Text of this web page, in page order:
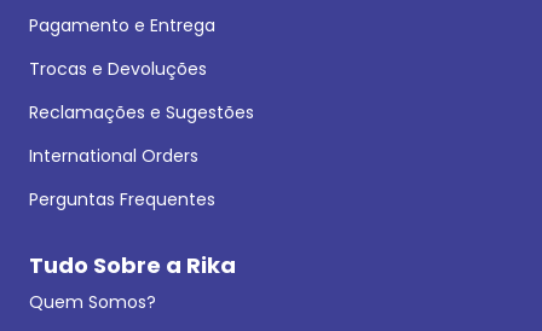
Pagamento e Entrega
Trocas e Devoluções
Reclamações e Sugestões
International Orders
Perguntas Frequentes
Tudo Sobre a Rika
Quem Somos?